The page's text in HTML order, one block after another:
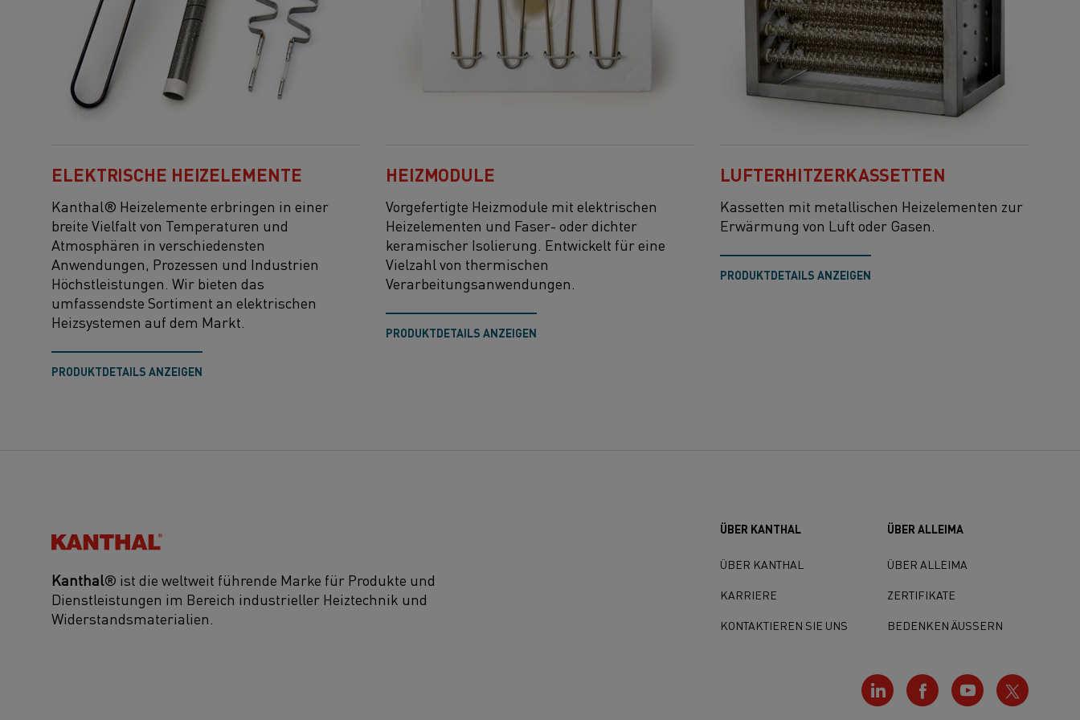
ELEKTRISCHE HEIZELEMENTE
Kanthal® Heizelemente erbringen in einer
breite Vielfalt von Temperaturen und
Atmosphären in verschiedensten
Anwendungen, Prozessen und Industrien
Höchstleistungen. Wir bieten das
umfassendste Sortiment an elektrischen
Heizsystemen auf dem Markt.
PRODUKTDETAILS ANZEIGEN
HEIZMODULE
Vorgefertigte Heizmodule mit elektrischen
Heizelementen und Faser- oder dichter
keramischer Isolierung. Entwickelt für eine
Vielzahl von thermischen
Verarbeitungsanwendungen.
PRODUKTDETAILS ANZEIGEN
LUFTERHITZERKASSETTEN
Kassetten mit metallischen Heizelementen zur
Erwärmung von Luft oder Gasen.
PRODUKTDETAILS ANZEIGEN
Kanthal®
Kanthal® ist die weltweit führende Marke für Produkte und
Dienstleistungen im Bereich industrieller Heiztechnik und
Widerstandsmaterialien.
ÜBER KANTHAL
ÜBER KANTHAL
KARRIERE
KONTAKTIEREN SIE UNS
ÜBER ALLEIMA
ÜBER ALLEIMA
ZERTIFIKATE
BEDENKEN ÄUSSERN